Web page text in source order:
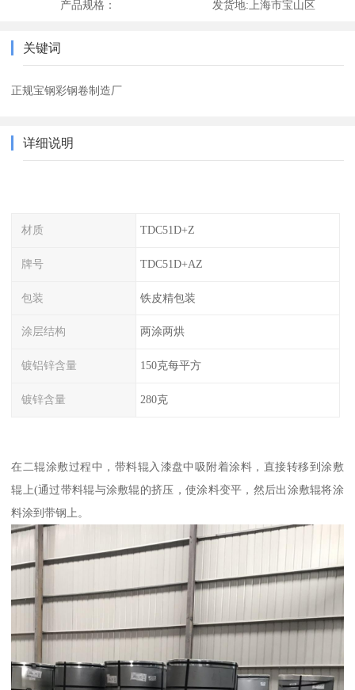
产品规格： 发货地: 上海市宝山区
关键词
正规宝钢彩钢卷制造厂
详细说明
材质 TDC51D+Z
牌号 TDC51D+AZ
包装 铁皮精包装
涂层结构 两涂两烘
镀铝锌含量 150克每平方
镀锌含量 280克
在二辊涂敷过程中，带料辊入漆盘中吸附着涂料，直接转移到涂敷
辊上(通过带料辊与涂敷辊的挤压，使涂料变平，然后出涂敷辊将涂
料涂到带钢上。